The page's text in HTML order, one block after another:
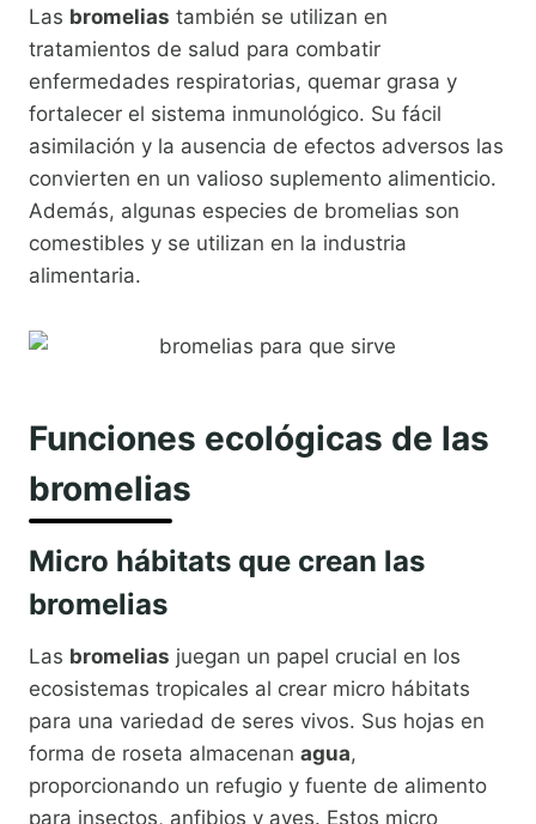
Las bromelias también se utilizan en
tratamientos de salud para combatir
enfermedades respiratorias, quemar grasa y
fortalecer el sistema inmunológico. Su fácil
asimilación y la ausencia de efectos adversos las
convierten en un valioso suplemento alimenticio.
Además, algunas especies de bromelias son
comestibles y se utilizan en la industria
alimentaria.
Funciones ecológicas de las
bromelias
Micro hábitats que crean las
bromelias
Las bromelias juegan un papel crucial en los
ecosistemas tropicales al crear micro hábitats
para una variedad de seres vivos. Sus hojas en
forma de roseta almacenan agua,
proporcionando un refugio y fuente de alimento
para insectos, anfibios y aves. Estos micro